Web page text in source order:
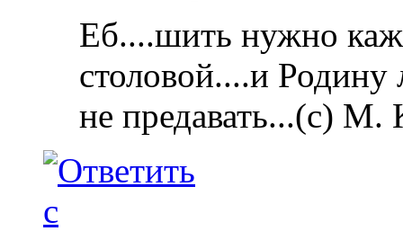
Еб....шить нужно
столовой....и
не предавать...(с) М.